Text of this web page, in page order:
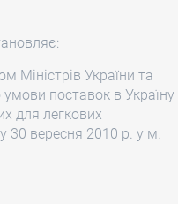
Міністрів України та
поставок в Україну
для легкових
30 вересня 2010 р. у м.